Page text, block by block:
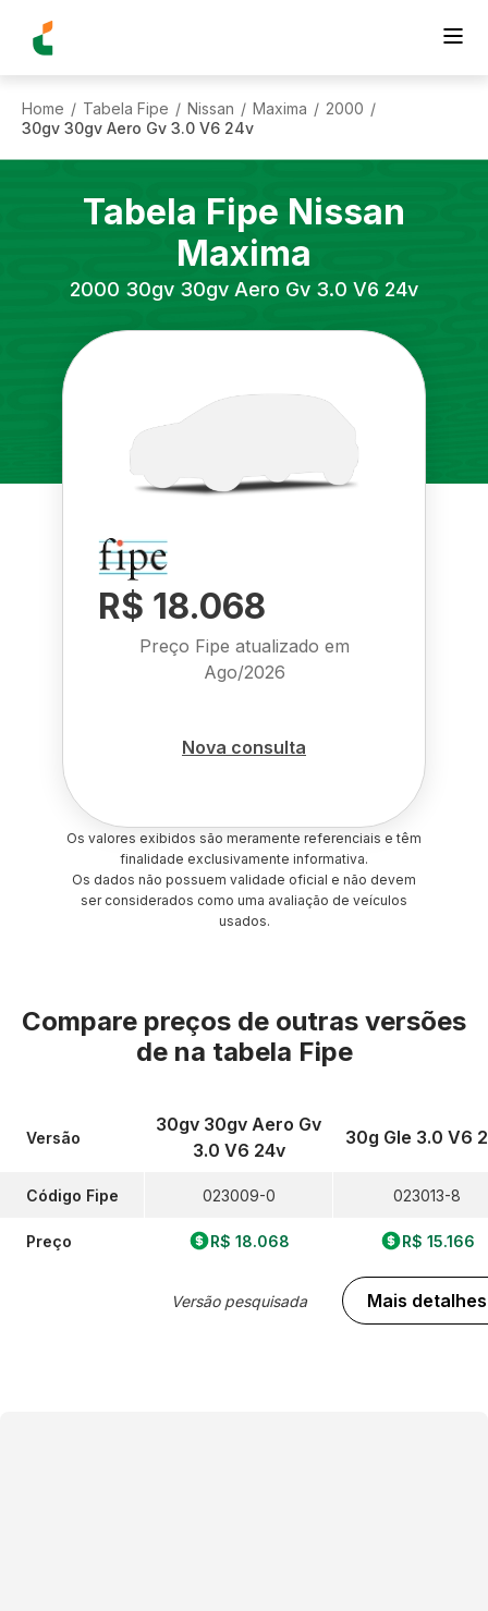
Home / Tabela Fipe / Nissan / Maxima / 2000 /
30gv 30gv Aero Gv 3.0 V6 24v
Tabela Fipe Nissan
Maxima
2000 30gv 30gv Aero Gv 3.0 V6 24v
R$ 18.068
Preço Fipe atualizado em
Ago/2026
Nova consulta
Os valores exibidos são meramente referenciais e têm
finalidade exclusivamente informativa.
Os dados não possuem validade oficial e não devem
ser considerados como uma avaliação de veículos
usados.
Compare preços de outras versões
de na tabela Fipe
Versão
Código Fipe
Preço
30gv 30gv Aero Gv
3.0 V6 24v
023009-0
R$ 18.068
Versão pesquisada
30g Gle 3.0 V6
023013-8
R$ 15.166
Mais detalhes